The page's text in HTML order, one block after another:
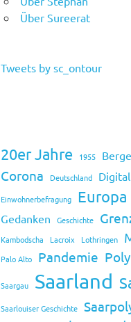
Über Sureerat
Tweets by sc_ontour
20er Jahre 1955
Corona Deutschland
Einwohnerbefragung
Europa
Gedanken Geschichte
Kambodscha
Lacroix Lothringen
Palo Alto
Pandemie
Saargau Saarland
Saarlouiser Geschichte